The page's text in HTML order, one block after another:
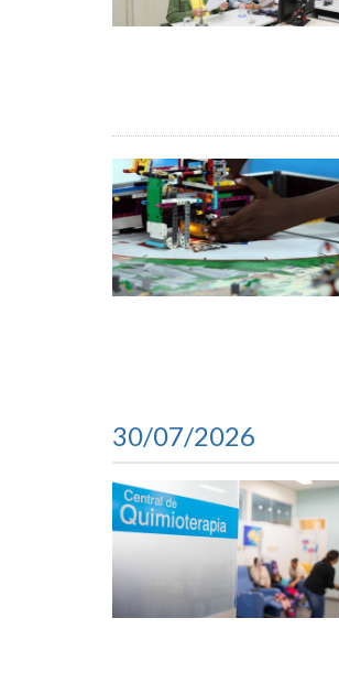
30/07/2026